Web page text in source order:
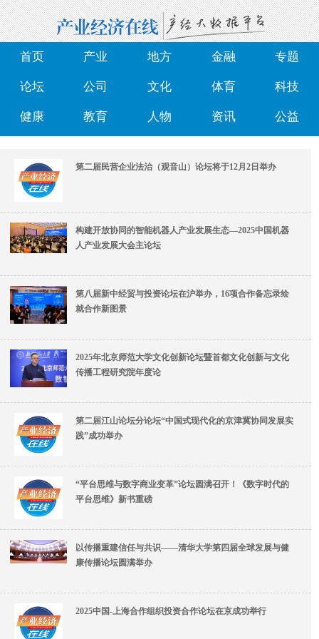
首页 产业 地方 金融 专题
论坛 公司 文化 体育 科技
健康 教育 人物 资讯 公益
第二届民营企业法治（观音山）论坛将于12月2日举办
构建开放协同的智能机器人产业发展生态—2025中国机器
人产业发展大会主论坛
第八届新中经贸与投资论坛在沪举办，16项合作备忘录绘
就合作新图景
2025年北京师范大学文化创新论坛暨首都文化创新与文化
传播工程研究院年度论
第二届江山论坛分论坛“中国式现代化的京津冀协同发展实
践”成功举办
“平台思维与数字商业变革”论坛圆满召开！《数字时代的
平台思维》新书重磅
以传播重建信任与共识——清华大学第四届全球发展与健
康传播论坛圆满举办
2025中国-上海合作组织投资合作论坛在京成功举行